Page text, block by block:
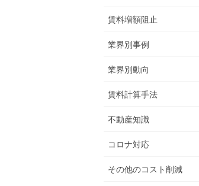
賃料増額阻止
業界別事例
業界別動向
賃料計算手法
不動産知識
コロナ対応
その他のコスト削減